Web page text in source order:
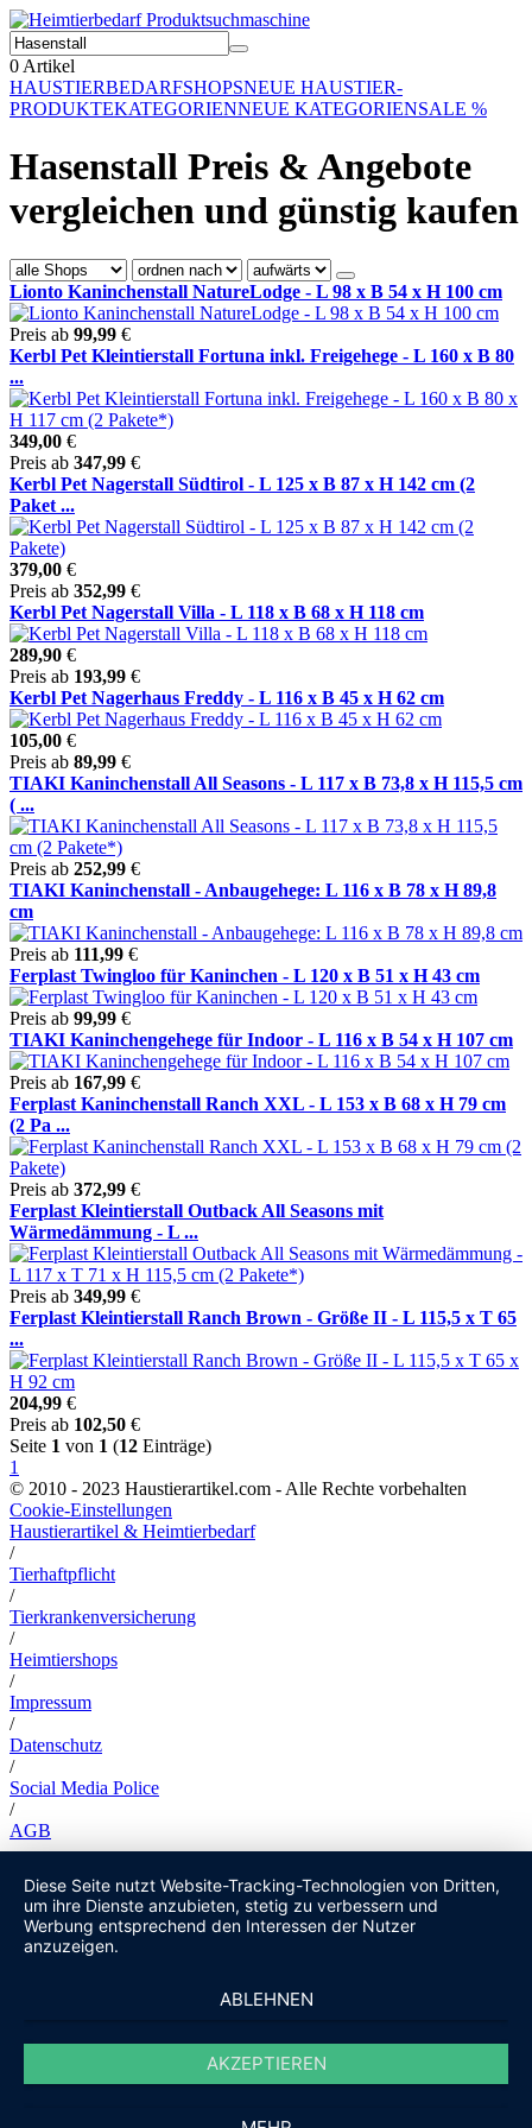
0 Artikel
HAUSTIERBEDARFSHOPSNEUE HAUSTIER-
PRODUKTEKATEGORIENNEUE KATEGORIENSALE %
Hasenstall Preis & Angebote
vergleichen und günstig kaufen
Lionto Kaninchenstall NatureLodge - L 98 x B 54 x H 100 cm
Preis ab 99,99 €
Kerbl Pet Kleintierstall Fortuna inkl. Freigehege - L 160 x B 80
...
349,00 €
Preis ab 347,99 €
Kerbl Pet Nagerstall Südtirol - L 125 x B 87 x H 142 cm (2
Paket ...
379,00 €
Preis ab 352,99 €
Kerbl Pet Nagerstall Villa - L 118 x B 68 x H 118 cm
289,90 €
Preis ab 193,99 €
Kerbl Pet Nagerhaus Freddy - L 116 x B 45 x H 62 cm
105,00 €
Preis ab 89,99 €
TIAKI Kaninchenstall All Seasons - L 117 x B 73,8 x H 115,5 cm
( ...
Preis ab 252,99 €
TIAKI Kaninchenstall - Anbaugehege: L 116 x B 78 x H 89,8
cm
Preis ab 111,99 €
Ferplast Twingloo für Kaninchen - L 120 x B 51 x H 43 cm
Preis ab 99,99 €
TIAKI Kaninchengehege für Indoor - L 116 x B 54 x H 107 cm
Preis ab 167,99 €
Ferplast Kaninchenstall Ranch XXL - L 153 x B 68 x H 79 cm
(2 Pa ...
Preis ab 372,99 €
Ferplast Kleintierstall Outback All Seasons mit
Wärmedämmung - L ...
Preis ab 349,99 €
Ferplast Kleintierstall Ranch Brown - Größe II - L 115,5 x T 65
...
204,99 €
Preis ab 102,50 €
Seite 1 von 1 (12 Einträge)
1
© 2010 - 2023 Haustierartikel.com - Alle Rechte vorbehalten
Cookie-Einstellungen
Haustierartikel & Heimtierbedarf
/
Tierhaftpflicht
/
Tierkrankenversicherung
/
Heimtiershops
/
Impressum
/
Datenschutz
/
Social Media Police
/
AGB
Diese Seite nutzt Website-Tracking-Technologien von Dritten,
um ihre Dienste anzubieten, stetig zu verbessern und
Werbung entsprechend den Interessen der Nutzer
anzuzeigen.
ABLEHNEN
AKZEPTIEREN